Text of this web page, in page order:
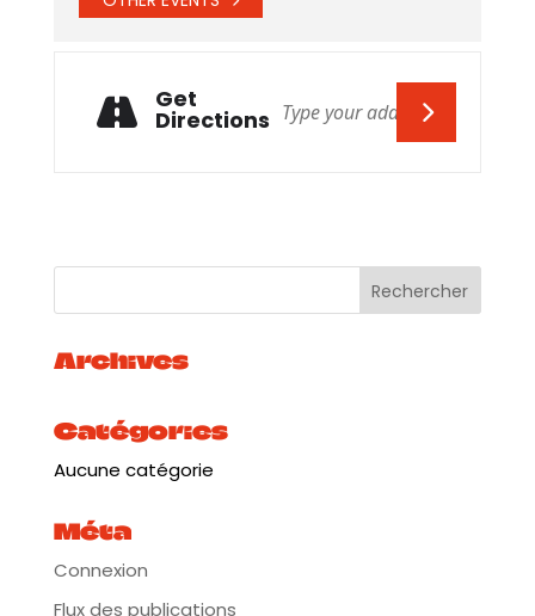
Get
Directions
Archives
Catégories
Aucune catégorie
Méta
Connexion
Flux des publications